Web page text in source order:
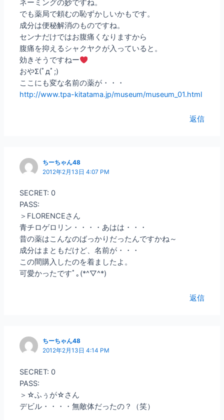
ネーミングの妙ですね。
でも薬局で頼むの恥ずかしいかもです。
成分は便秘解消のものですね。
センナだけではお腹痛くなりますから
腹痛を抑えるシャクヤクが入っていると。
効きそうですねー
おやΣ(ﾟдﾟ;)
ここにも変な名前の薬が・・・
http://www.tpa-kitatama.jp/museum/museum_01.html
返信
ちーちゃん48
2012年2月13日 4:07 PM
SECRET: 0
PASS:
＞FLORENCEさん
青チロゲロリン・・・・あはは・・・
昔の薬はこんなのばっかりだったんですかね～
成分はまともだけど、名前が・・・
この間購入したのを着ましたよ。
可愛かったですﾟ｡(*^▽^*)ゞ
返信
ちーちゃん48
2012年2月13日 4:14 PM
SECRET: 0
PASS:
＞☆ふぅが☆さん
デビル・・・・無敵体だったの？（笑）